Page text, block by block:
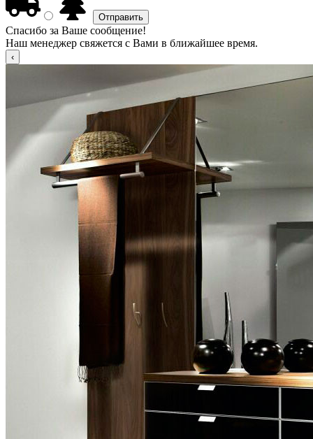
Спасибо за Ваше сообщение!
Наш менеджер свяжется с Вами в ближайшее время.